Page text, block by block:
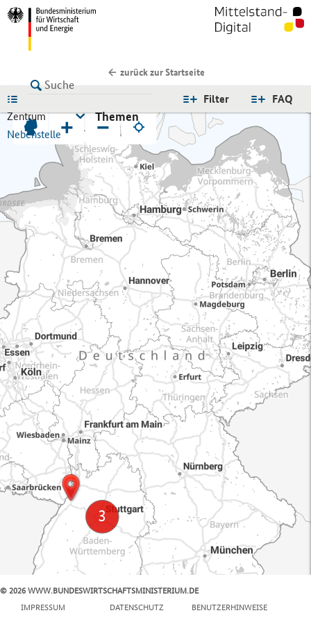
zurück zur Startseite
FAQ
Filter
Zentrum
Nebenstelle
Themen
+ −
© 2026 WWW.BUNDESWIRTSCHAFTSMINISTERIUM.DE
IMPRESSUM
DATENSCHUTZ BENUTZERHINWEISE